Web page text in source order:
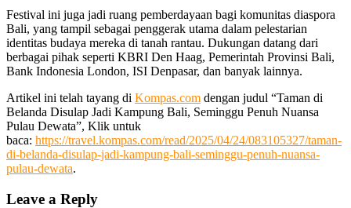
Festival ini juga jadi ruang pemberdayaan bagi komunitas diaspora
Bali, yang tampil sebagai penggerak utama dalam pelestarian
identitas budaya mereka di tanah rantau. Dukungan datang dari
berbagai pihak seperti KBRI Den Haag, Pemerintah Provinsi Bali,
Bank Indonesia London, ISI Denpasar, dan banyak lainnya.
Artikel ini telah tayang di Kompas.com dengan judul “Taman di
Belanda Disulap Jadi Kampung Bali, Seminggu Penuh Nuansa
Pulau Dewata”, Klik untuk
baca: https://travel.kompas.com/read/2025/04/24/083105327/taman-
di-belanda-disulap-jadi-kampung-bali-seminggu-penuh-nuansa-
pulau-dewata.
Leave a Reply